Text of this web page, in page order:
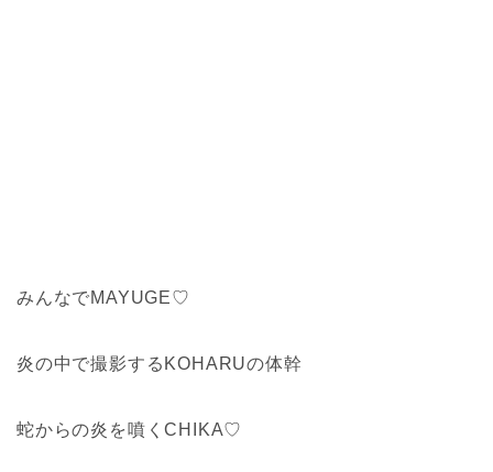
みんなでMAYUGE♡
炎の中で撮影するKOHARUの体幹
蛇からの炎を噴くCHIKA♡